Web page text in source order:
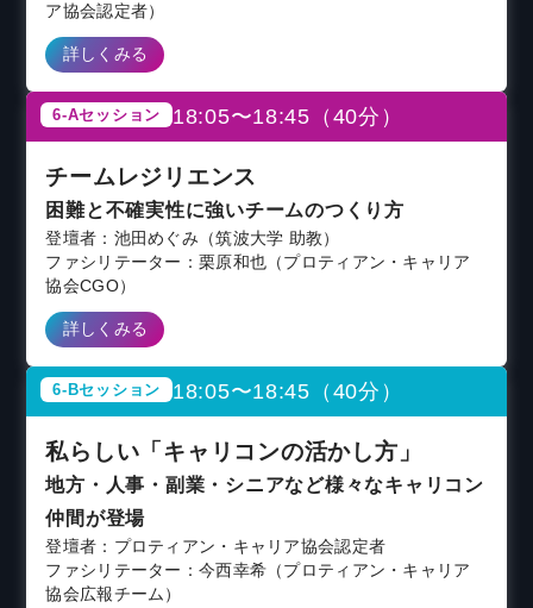
ア協会認定者）
詳しくみる
6-Aセッション 18:05〜18:45（40分）
チームレジリエンス
困難と不確実性に強いチームのつくり方
登壇者：池田めぐみ（筑波大学 助教）
ファシリテーター：栗原和也（プロティアン・キャリア
協会CGO）
詳しくみる
6-Bセッション 18:05〜18:45（40分）
私らしい「キャリコンの活かし方」
地方・人事・副業・シニアなど様々なキャリコン
仲間が登場
登壇者：プロティアン・キャリア協会認定者
ファシリテーター：今西幸希（プロティアン・キャリア
協会広報チーム）